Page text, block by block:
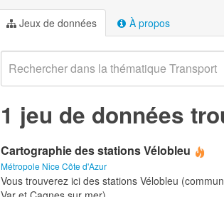
Jeux de données À propos
1 jeu de données
Cartographie des stations Vélobleu
Métropole Nice Côte d'Azur
Vous trouverez ici des stations Vélobleu